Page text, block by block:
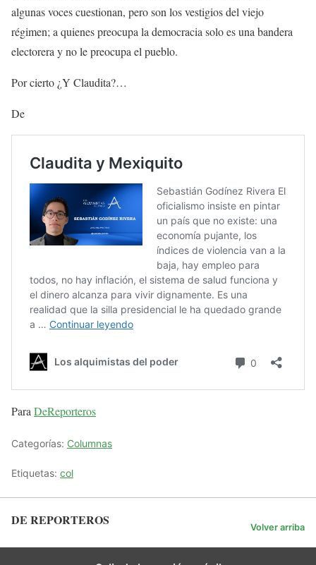
algunas voces cuestionan, pero son los vestigios del viejo
régimen; a quienes preocupa la democracia solo es una bandera
electorera y no le preocupa el pueblo.
Por cierto ¿Y Claudita?…
De
ParaDeReporteros
Categorías: Columnas
Etiquetas: col
DE REPORTEROS Volver arriba